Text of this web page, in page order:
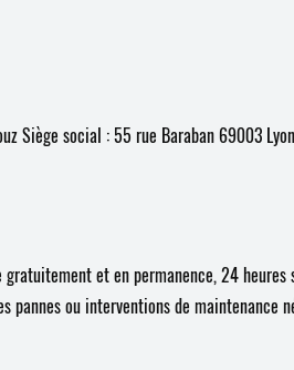
Siège social : 55 rue Baraban 69003
gratuitement et en permanence, 24
pannes ou interventions de